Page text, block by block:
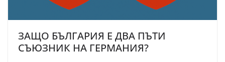
ЗАЩО БЪЛГАРИЯ Е ДВА ПЪТИ
СЪЮЗНИК НА ГЕРМАНИЯ?